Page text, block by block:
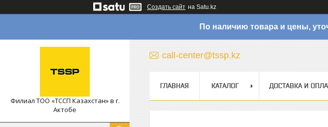
Создать сайт на Satu.kz
По наличию товара и цены,
Филиал ТОО «ТССП Казахстан» в г.
Актобе
call-center@tssp.kz
ГЛАВНАЯ КАТАЛОГ ДОСТАВКА И